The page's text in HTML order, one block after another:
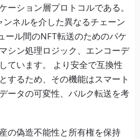
ーション層プロトコルである。
ンネルを介した異なるチェーン
ル間のNFT転送のためのパケ
シン処理ロジック、エンコーデ
ています。 より安全で互換性
するため、その機能はスマート
ータの可変性、バルク転送を考
の偽造不能性と所有権を保持